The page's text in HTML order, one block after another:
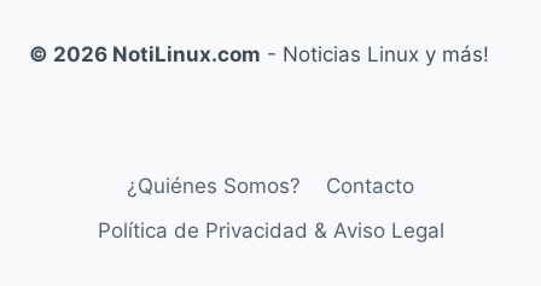
DISPLAY
MINT
Y
© 2026 NotiLinux.com - Noticias Linux y más!
¿Quiénes Somos?
Contacto
Política de Privacidad & Aviso Legal